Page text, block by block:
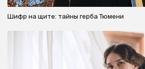
Шифр на щите: тайны герба Тюмени